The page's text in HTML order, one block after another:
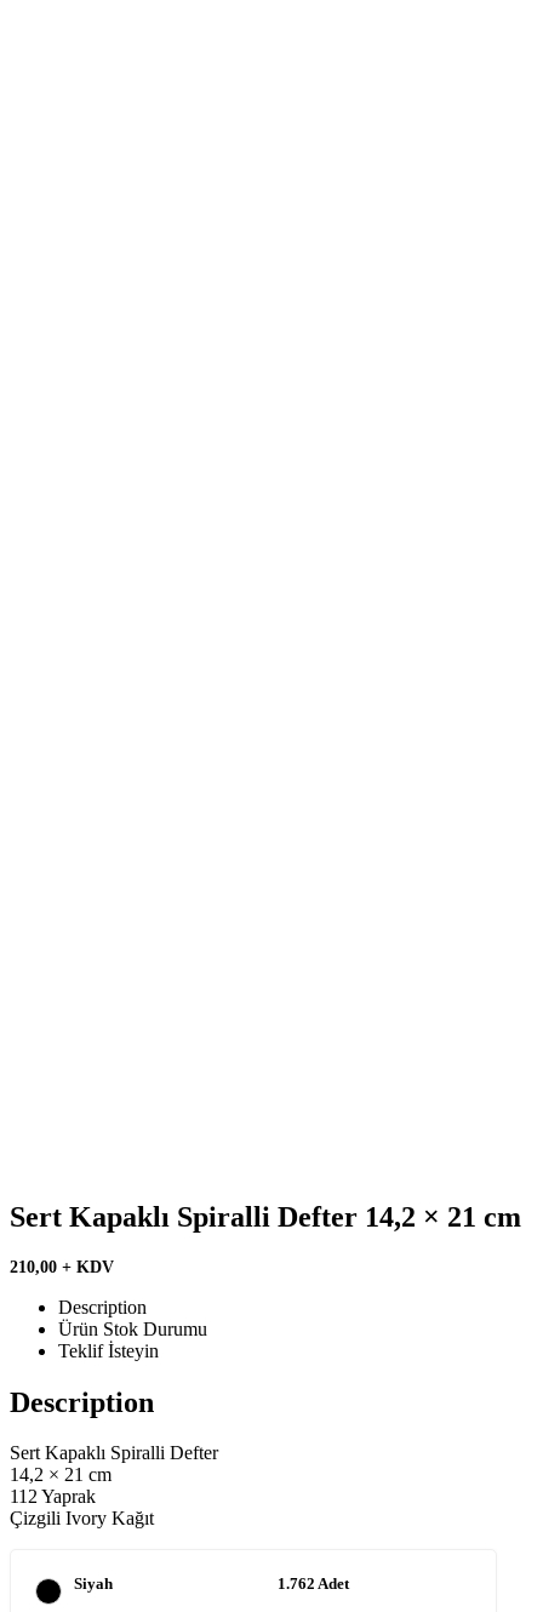
Sert Kapaklı Spiralli Defter 14,2 × 21 cm
210,00 + KDV
Description
Ürün Stok Durumu
Teklif İsteyin
Description
Sert Kapaklı Spiralli Defter
14,2 × 21 cm
112 Yaprak
Çizgili Ivory Kağıt
Siyah 1.762 Adet